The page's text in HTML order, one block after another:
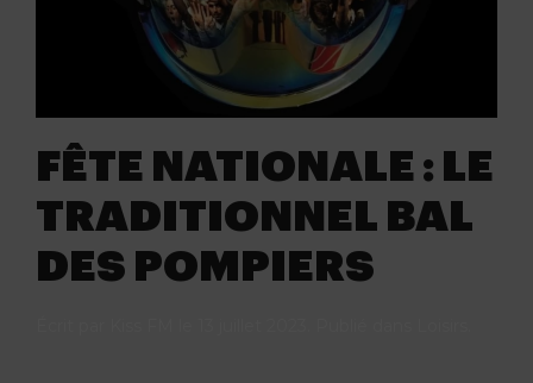
FÊTE NATIONALE : LE
TRADITIONNEL BAL
DES POMPIERS